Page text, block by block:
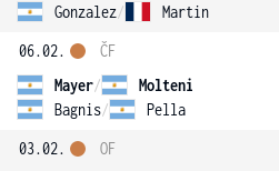
Gonzalez/ Martin
06.02.
Mayer/
Molteni
Bagnis/ Pella
ČF
03.02.
OF